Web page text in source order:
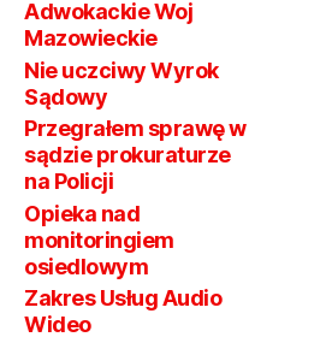
Adwokackie Woj
Mazowieckie
Nie uczciwy Wyrok
Sądowy
Przegrałem sprawę w
sądzie prokuraturze
na Policji
Opieka nad
monitoringiem
osiedlowym
Zakres Usług Audio
Wideo